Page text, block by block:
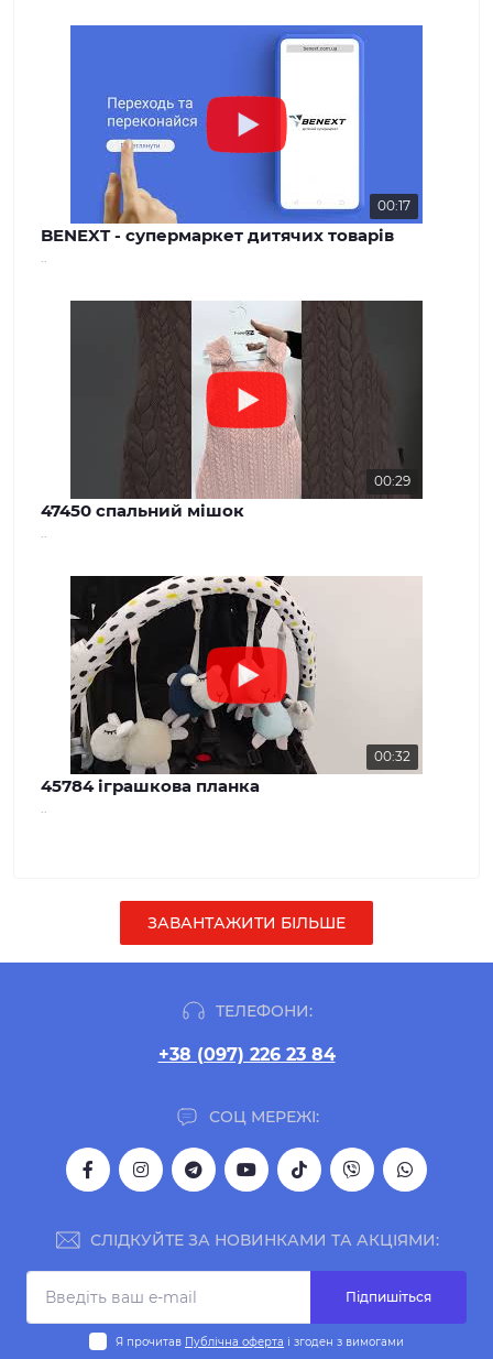
00:17
BENEXT - супермаркет дитячих товарів
00:29
47450 спальний мішок
00:32
45784 іграшкова планка
ЗАВАНТАЖИТИ БІЛЬШЕ
ТЕЛЕФОНИ:
+38 (097) 226 23 84
СОЦ МЕРЕЖІ:
СЛІДКУЙТЕ ЗА НОВИНКАМИ ТА АКЦІЯМИ:
Підпишіться
Я прочитав Публічна оферта і згоден з вимогами